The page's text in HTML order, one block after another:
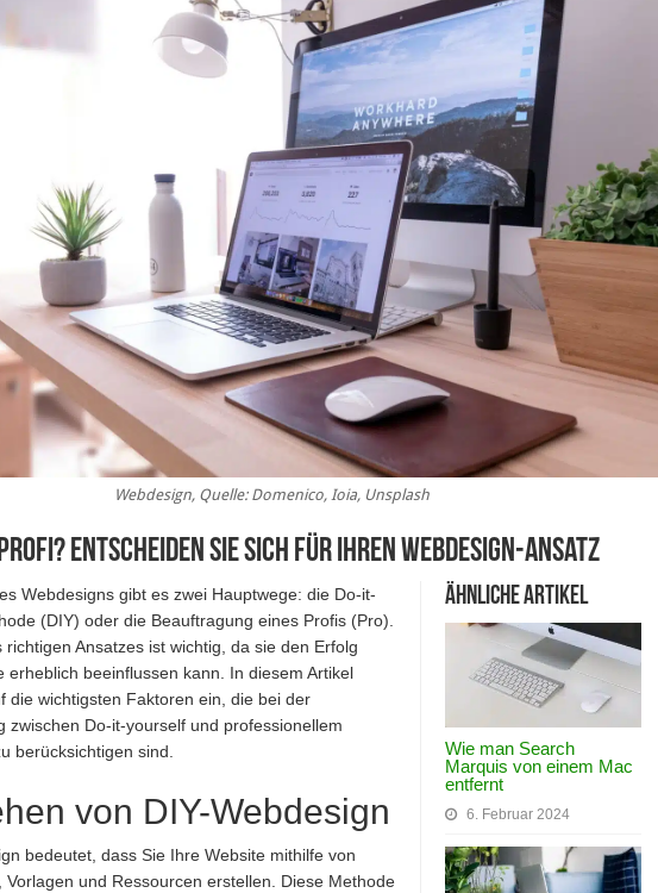
Webdesign, Quelle: Domenico, Ioia, Unsplash
Entscheiden Sie sich für Ihren Webdesign-Ansatz
Ähnliche Artikel
Wie man Search
Marquis von einem Mac
entfernt
6. Februar 2024
Webdesigns gibt es zwei Hauptwege: die Do-it-
(DIY) oder die Beauftragung eines Profis (Pro).
richtigen Ansatzes ist wichtig, da sie den Erfolg
erheblich beeinflussen kann. In diesem Artikel
die wichtigsten Faktoren ein, die bei der
zwischen Do-it-yourself und professionellem
berücksichtigen sind.
von DIY-Webdesign
bedeutet, dass Sie Ihre Website mithilfe von
Vorlagen und Ressourcen erstellen. Diese Methode